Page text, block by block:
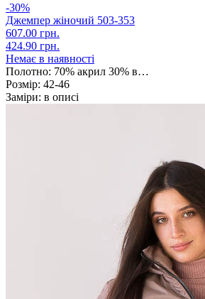
-30%
Джемпер жіночий 503-353
607.00 грн.
424.90 грн.
Немає в наявності
Полотно: 70% акрил 30% в…
Розмір: 42-46
Заміри: в описі